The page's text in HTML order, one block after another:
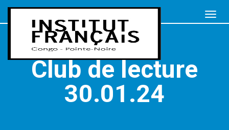
Club de lecture
30.01.24